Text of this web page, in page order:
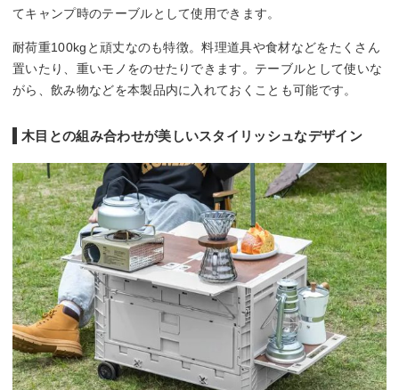
てキャンプ時のテーブルとして使用できます。
耐荷重100kgと頑丈なのも特徴。料理道具や食材などをたくさん
置いたり、重いモノをのせたりできます。テーブルとして使いな
がら、飲み物などを本製品内に入れておくことも可能です。
木目との組み合わせが美しいスタイリッシュなデザイン